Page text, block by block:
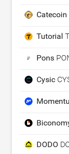
Catecoin
Tutorial
Pons
Cysic
DODO